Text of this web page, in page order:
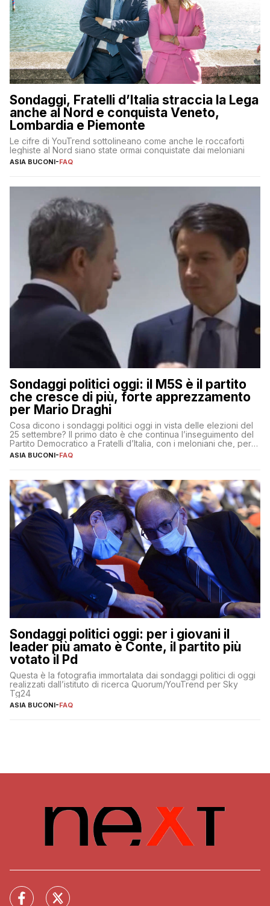
Sondaggi, Fratelli d’Italia straccia la Lega
anche al Nord e conquista Veneto,
Lombardia e Piemonte
Le cifre di YouTrend sottolineano come anche le roccaforti
leghiste al Nord siano state ormai conquistate dai meloniani
ASIA BUCONI-FAQ
Sondaggi politici oggi: il M5S è il partito
che cresce di più, forte apprezzamento
per Mario Draghi
Cosa dicono i sondaggi politici oggi in vista delle elezioni del
25 settembre? Il primo dato è che continua l’inseguimento del
Partito Democratico a Fratelli d’Italia, con i meloniani che, però,
sembrano accumulare sempre più distacco affermandosi come
primo partito con il 24% (+0,7% rispetto a fine luglio), un
ASIA BUCONI-FAQ
Sondaggi politici oggi: per i giovani il
leader più amato è Conte, il partito più
votato il Pd
Questa è la fotografia immortalata dai sondaggi politici di oggi
realizzati dall’istituto di ricerca Quorum/YouTrend per Sky
Tg24
ASIA BUCONI-FAQ